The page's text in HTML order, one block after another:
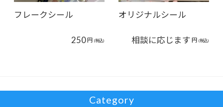
フレークシール
250円 (税込)
オリジナルシール
相談に応じます円 (税込)
Category